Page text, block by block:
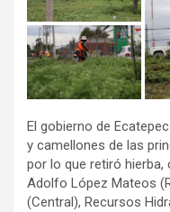
El gobierno de
y camellones de las
por lo que retiró hierba,
Adolfo López Mateos
(Central), Recursos